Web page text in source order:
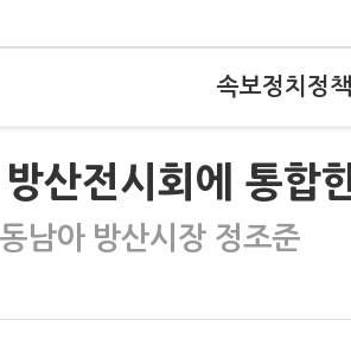
속보정치 정책
산전시회에 통합
남아 방산시장 정조준